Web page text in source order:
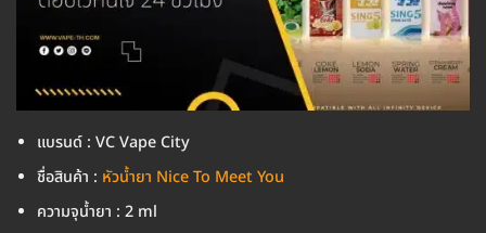
แบรนด์ : VC Vape City
ชื่อสินค้า : หัวน้ำยา Nice To Meet You
ความจุน้ำยา : 2 ml